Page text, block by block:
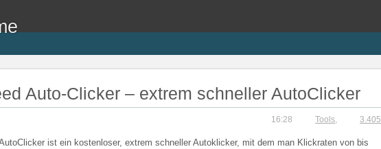
Auto-Clicker – extrem schneller AutoClicker
16:28 Tools, 3.405
ist ein kostenloser, extrem schneller Autoklicker, mit dem man Klickraten von bis